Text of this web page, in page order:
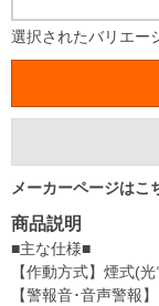
選択されたバリエー
メーカーページはこ
商品説明
■主な仕様■
【作動方式】煙式(
【警報音･音声警報